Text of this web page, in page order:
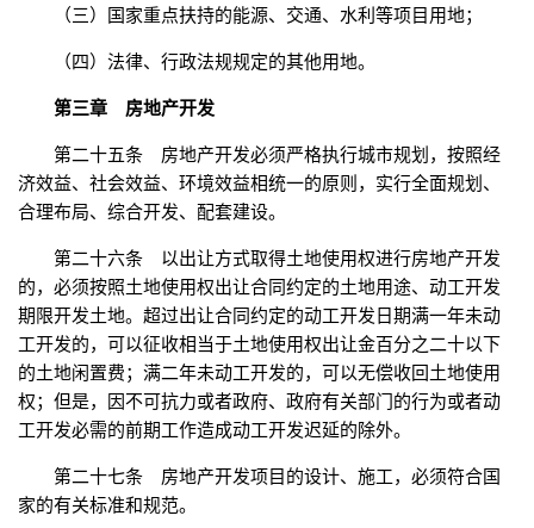
（三）国家重点扶持的能源、交通、水利等项目用地；
（四）法律、行政法规规定的其他用地。
第三章 房地产开发
第二十五条 房地产开发必须严格执行城市规划，按照经
济效益、社会效益、环境效益相统一的原则，实行全面规划、
合理布局、综合开发、配套建设。
第二十六条 以出让方式取得土地使用权进行房地产开发
的，必须按照土地使用权出让合同约定的土地用途、动工开发
期限开发土地。超过出让合同约定的动工开发日期满一年未动
工开发的，可以征收相当于土地使用权出让金百分之二十以下
的土地闲置费；满二年未动工开发的，可以无偿收回土地使用
权；但是，因不可抗力或者政府、政府有关部门的行为或者动
工开发必需的前期工作造成动工开发迟延的除外。
第二十七条 房地产开发项目的设计、施工，必须符合国
家的有关标准和规范。